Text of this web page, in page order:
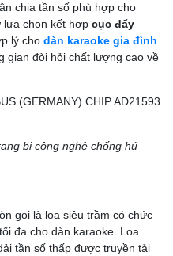
chia tần số phù hợp cho
lựa chọn kết hợp cục đẩy
lý cho dàn karaoke gia đình
gian đòi hỏi chất lượng cao về
bị công nghệ chống hú
gọi là loa siêu trầm có chức
đa cho dàn karaoke. Loa
tần số thấp được truyền tải